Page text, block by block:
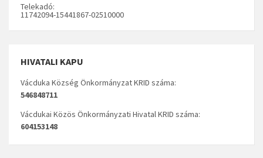
Telekadó:
11742094-15441867-02510000
HIVATALI KAPU
Vácduka Község Önkormányzat KRID száma:
546848711
Vácdukai Közös Önkormányzati Hivatal KRID száma:
604153148